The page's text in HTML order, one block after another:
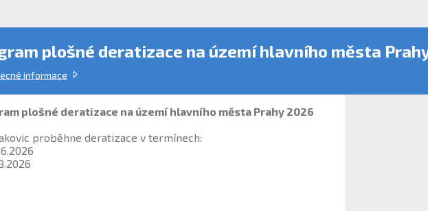
plošné deratizace na území hlavního města
informace
plošné deratizace na území hlavního města Prahy 2026
proběhne deratizace v termínech: